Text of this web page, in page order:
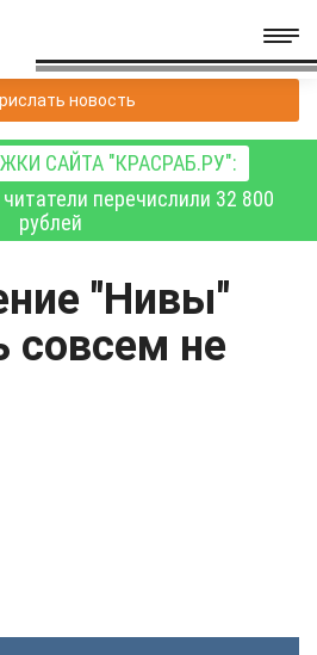
новость
САЙТА "КРАСРАБ.РУ":
перечислили 32 800
рублей
"Нивы"
совсем не